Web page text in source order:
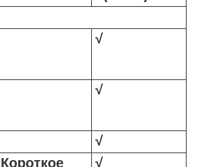
√
√
√
Короткое √